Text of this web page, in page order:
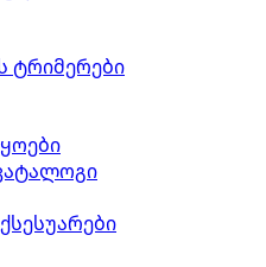
ტრიმერები